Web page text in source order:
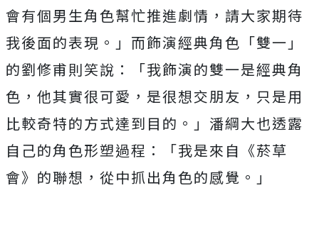
會有個男生角色幫忙推進劇情， 請大家期待
我後面的表現。」而飾演經典角色「雙一」
的劉修甫則笑說：「我飾演的雙一是經典角
色，他其實很可愛， 是很想交朋友，只是用
比較奇特的方式達到目的。」 潘綱大也透露
自己的角色形塑過程：「我是來自《菸草
會》的聯想， 從中抓出角色的感覺。」